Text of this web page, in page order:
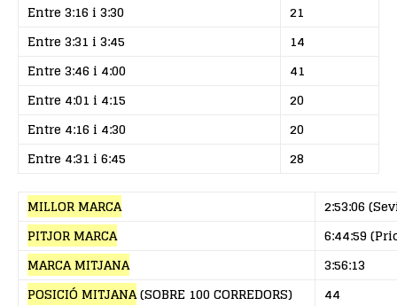
Entre 3:16 i 3:30
21
Entre 3:31 i 3:45
14
Entre 3:46 i 4:00
41
Entre 4:01 i 4:15
20
Entre 4:16 i 4:30
20
Entre 4:31 i 6:45
28
MILLOR MARCA
2:53:06
PITJOR MARCA
6:44:59
MARCA MITJANA
3:56:13
POSICIÓ MITJANA(SOBRE 100 CORREDORS) 44